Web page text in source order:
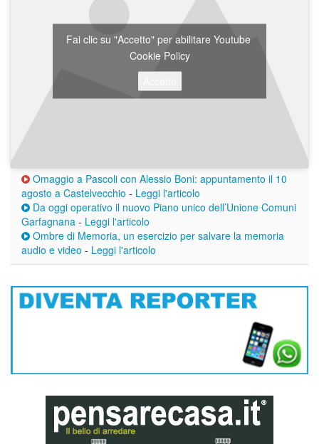
Fai clic su "Accetto" per abilitare Youtube
Cookie Policy
Omaggio a Pascoli con Alessio Boni: appuntamento il 10
agosto a Castelvecchio - Leggi l'articolo
Da oggi operativo il nuovo Piano unico dell’Unione Comuni
Garfagnana - Leggi l'articolo
Ombre di Memoria, un esercizio per salvare la memoria
audio e video - Leggi l'articolo